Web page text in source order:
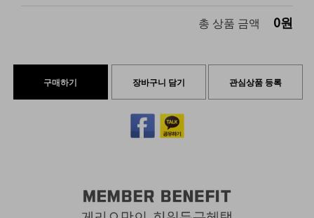
총 상품 금액 0원
구매하기 장바구니 담기 관심상품 등록